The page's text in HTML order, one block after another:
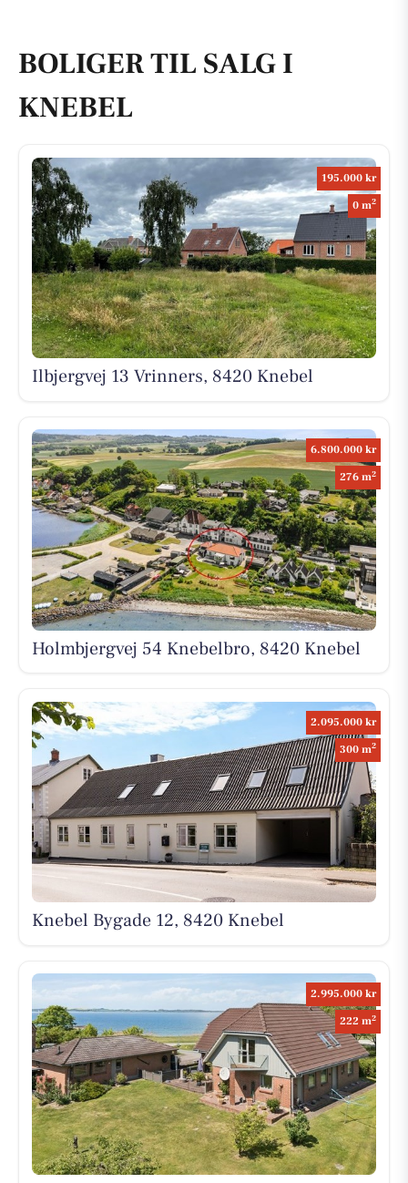
BOLIGER TIL SALG I
KNEBEL
195.000 kr
0 m2
Ilbjergvej 13 Vrinners, 8420 Knebel
6.800.000 kr
276 m2
Holmbjergvej 54 Knebelbro, 8420 Knebel
2.095.000 kr
300 m2
Knebel Bygade 12, 8420 Knebel
2.995.000 kr
222 m2